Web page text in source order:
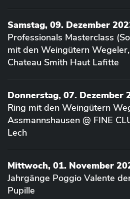
Samstag, 09. Dezember
Professionals Masterclass
mit den Weingütern
Chateau Smith Haut Lafitte
Donnerstag, 07. Dezember
Ring mit den Weingütern
Assmannshausen @ FINE
Lech
Mittwoch, 01. November
Jahrgänge Poggio Valente
Pupille